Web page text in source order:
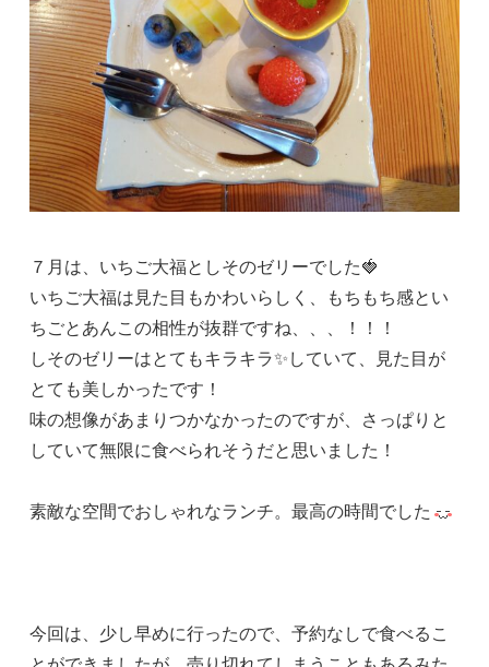
７月は、いちご大福としそのゼリーでした🍓
いちご大福は見た目もかわいらしく、もちもち感とい
ちごとあんこの相性が抜群ですね、、、！！！
しそのゼリーはとてもキラキラ✨していて、見た目が
とても美しかったです！
味の想像があまりつかなかったのですが、さっぱりと
していて無限に食べられそうだと思いました！
素敵な空間でおしゃれなランチ。最高の時間でした
今回は、少し早めに行ったので、予約なしで食べるこ
とができましたが、売り切れてしまうこともあるみた